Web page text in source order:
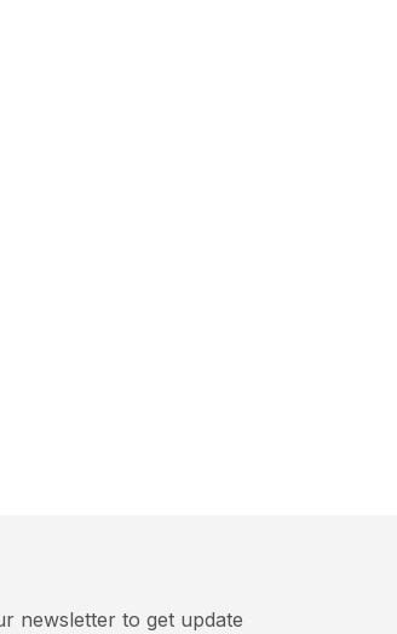
newsletter to get update